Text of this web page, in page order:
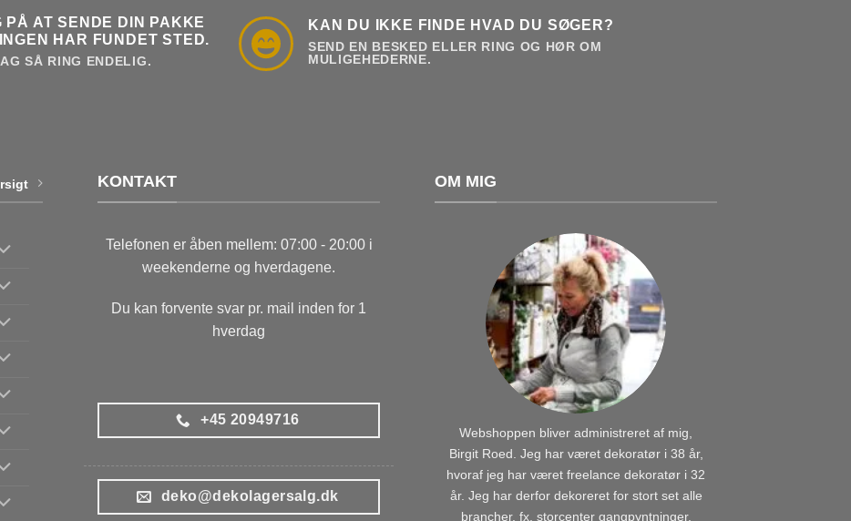
AT SENDE DIN PAKKE
HAR FUNDET STED.
SÅ RING ENDELIG.
KAN DU IKKE FINDE HVAD DU SØGER?
SEND EN BESKED ELLER RING OG HØR OM
MULIGEHEDERNE.
KONTAKT
Telefonen er åben mellem: 07:00 - 20:00 i
weekenderne og hverdagene.
Du kan forvente svar pr. mail inden for 1
hverdag
+45 20949716
deko@dekolagersalg.dk
OM MIG
Webshoppen bliver administreret af mig,
Birgit Roed. Jeg har været dekoratør i 38 år,
hvoraf jeg har været freelance dekoratør i 32
år. Jeg har derfor dekoreret for stort set alle
brancher, fx. storcenter gangpyntninger,